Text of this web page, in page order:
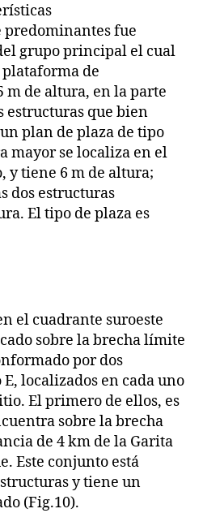
fue
grupo principal el cual
plataforma de
m de altura, en la parte
estructuras que bien
plan de plaza de tipo
mayor se localiza en el
y tiene 6 m de altura;
dos estructuras
El tipo de plaza es
el cuadrante suroeste
sobre la brecha límite
por dos
localizados en cada uno
El primero de ellos, es
sobre la brecha
de 4 km de la Garita
Este conjunto está
y tiene un
(Fig.10).